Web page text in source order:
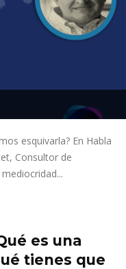
esquivarla? En Habla
Consultor de
es una
tienes que